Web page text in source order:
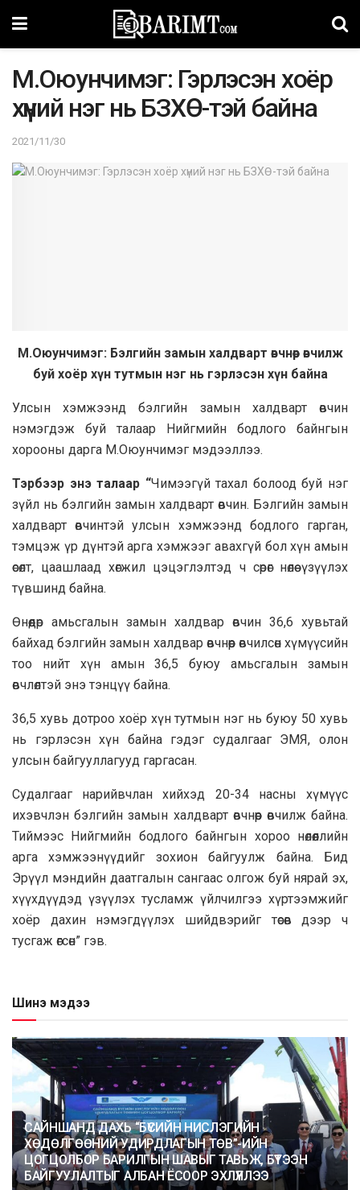
М.Оюунчимэг: Гэрлэсэн хоёр
хүний нэг нь БЗХӨ-тэй байна
2021/11/30
М.Оюунчимэг: Бэлгийн замын халдварт өвчнөөр өвчилж
буй хоёр хүн тутмын нэг нь гэрлэсэн хүн байна
Улсын хэмжээнд бэлгийн замын халдварт өвчин
нэмэгдэж буй талаар Нийгмийн бодлого байнгын
хорооны дарга М.Оюунчимэг мэдээллээ.
Тэрбээр энэ талаар “Чимээгүй тахал болоод буй нэг
зүйл нь бэлгийн замын халдварт өвчин. Бэлгийн замын
халдварт өвчинтэй улсын хэмжээнд бодлого гарган,
тэмцэж үр дүнтэй арга хэмжээг авахгүй бол хүн амын
өсөлт, цаашлаад хөгжил цэцэглэлтэд ч сөрөг нөлөө үзүүлэх
түвшинд байна.
Өнөөдөр амьсгалын замын халдвар өвчин 36,6 хувьтай
байхад бэлгийн замын халдвар өвчнөөр өвчилсөн хүмүүсийн
тоо нийт хүн амын 36,5 буюу амьсгалын замын
өвчлөлтэй энэ тэнцүү байна.
36,5 хувь дотроо хоёр хүн тутмын нэг нь буюу 50 хувь
нь гэрлэсэн хүн байна гэдэг судалгааг ЭМЯ, олон
улсын байгууллагууд гаргасан.
Судалгааг нарийвчлан хийхэд 20-34 насны хүмүүс
ихэвчлэн бэлгийн замын халдварт өвчнөөр өвчилж байна.
Тиймээс Нийгмийн бодлого байнгын хороо нөлөөллийн
арга хэмжээнүүдийг зохион байгуулж байна. Бид
Эрүүл мэндийн даатгалын сангаас олгож буй нярай эх,
хүүхдүүдэд үзүүлэх тусламж үйлчилгээ хүртээмжийг
хоёр дахин нэмэгдүүлэх шийдвэрийг төсөв дээр ч
тусгаж өгсөн” гэв.
Шинэ мэдээ
САЙНШАНД ДАХЬ “БҮСИЙН НИСЛЭГИЙН
ХӨДӨЛГӨӨНИЙ УДИРДЛАГЫН ТӨВ”-ИЙН
ЦОГЦОЛБОР БАРИЛГЫН ШАВЫГ ТАВЬЖ, БҮТЭЭН
БАЙГУУЛАЛТЫГ АЛБАН ЁСООР ЭХЛҮҮЛЛЭЭ